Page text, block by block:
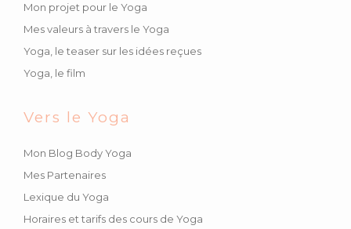
Mon projet pour le Yoga
Mes valeurs à travers le Yoga
Yoga, le teaser sur les idées reçues
Yoga, le film
Vers le Yoga
Mon Blog Body Yoga
Mes Partenaires
Lexique du Yoga
Horaires et tarifs des cours de Yoga